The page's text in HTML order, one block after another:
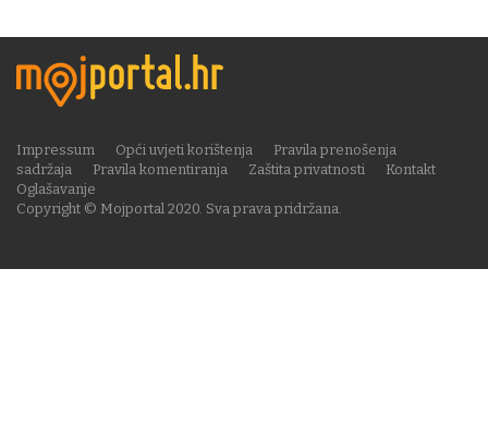
Copyright © Mojportal 2020. Sva prava pridržana.
Impressum Opći uvjeti korištenja
Pravila prenošenja
sadržaja
Pravila komentiranja Zaštita privatnosti
Kontakt
Oglašavanje